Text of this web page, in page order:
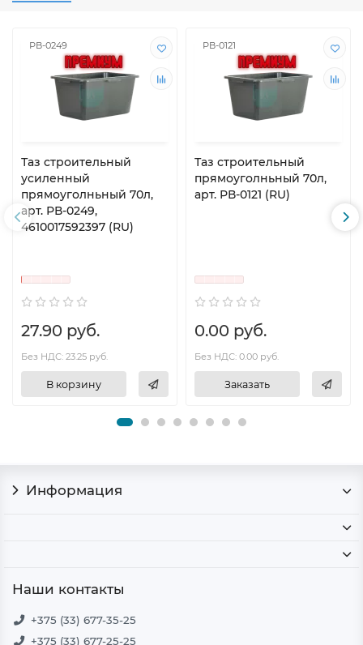
РВ-0249
Таз строительный
усиленный
прямоуголньный 70л,
арт. РВ-0249,
4610017592397 (RU)
27.90 руб.
Без НДС: 23.25 руб.
В корзину
РВ-0121
Таз строительный
прямоуголньный 70л,
арт. РВ-0121 (RU)
0.00 руб.
Без НДС: 0.00 руб.
Заказать
Информация
Наши контакты
+375 (33) 677-35-25
+375 (33) 677-25-25